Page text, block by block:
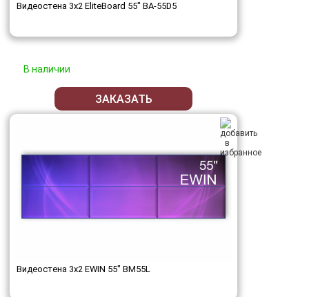
Видеостена 3x2 EliteBoard 55" BA-55D5
В наличии
ЗАКАЗАТЬ
Видеостена 3x2 EWIN 55" BM55L